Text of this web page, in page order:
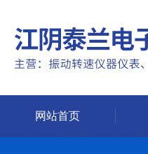
网站首页